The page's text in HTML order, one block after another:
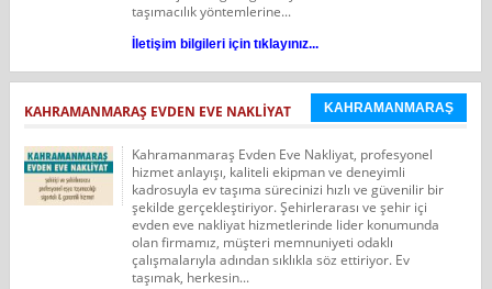
taşımacılık yöntemlerine...
İletişim bilgileri için tıklayınız...
KAHRAMANMARAŞ EVDEN EVE NAKLIYAT KAHRAMANMARAŞ
Kahramanmaraş Evden Eve Nakliyat, profesyonel
hizmet anlayışı, kaliteli ekipman ve deneyimli
kadrosuyla ev taşıma sürecinizi hızlı ve güvenilir bir
şekilde gerçekleştiriyor. Şehirlerarası ve şehir içi
evden eve nakliyat hizmetlerinde lider konumunda
olan firmamız, müşteri memnuniyeti odaklı
çalışmalarıyla adından sıklıkla söz ettiriyor. Ev
taşımak, herkesin...